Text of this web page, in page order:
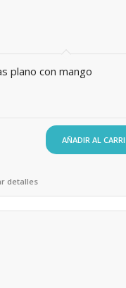
plano con mango
AÑADIR AL
detalles